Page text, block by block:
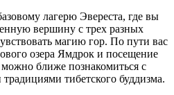
лагерю Эвереста, где вы
вершину с трех разных
магию гор. По пути вас
озера Ямдрок и посещение
ближе познакомиться с
тибетского буддизма.